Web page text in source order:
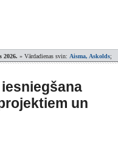
2026. » Vārdadienas svin: Aisma, Askolds;
un